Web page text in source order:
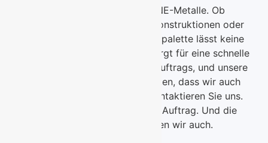
Ob Edelstahl, Stahl oder NE-Metalle. Ob
Flachprodukte, Bleche, Stahlkonstruktionen oder
Bauzubehör: Unsere Angebotspalette lässt keine
Wünsche offen. Unser Team sorgt für eine schnelle
und exakte Abwicklung Ihres Auftrags, und unsere
Lagerkapazitäten gewährleisten, dass wir auch
Ihren Stahl vorrätig haben. Kontaktieren Sie uns.
Gerne übernehmen wir Ihren Auftrag. Und die
Anarbeitung übernehmen wir auch.